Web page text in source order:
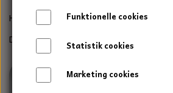
PAKDÅSER
LÅSERINGE
HAVE/PARK
UNIVERSALE REMME TIL
HAVETRAKTOR
TRAKTOR/
Her kan du finde de samlede service sæt
De er sammensat af produkter af høj
Funktionelle cookies
Statistik cookies
Marketing cookies